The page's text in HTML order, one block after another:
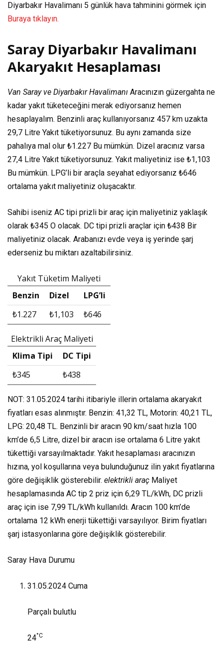
Diyarbakır Havalimanı 5 günlük hava tahminini görmek için
Buraya tıklayın.
Saray Diyarbakır Havalimanı
Akaryakıt Hesaplaması
Van Saray ve Diyarbakır Havalimanı Aracınızın güzergahta ne
kadar yakıt tüketeceğini merak ediyorsanız hemen
hesaplayalım. Benzinli araç kullanıyorsanız 457 km uzakta
29,7 Litre Yakıt tüketiyorsunuz. Bu aynı zamanda size
pahalıya mal olur ₺1.227 Bu mümkün. Dizel aracınız varsa
27,4 Litre Yakıt tüketiyorsunuz. Yakıt maliyetiniz ise ₺1,103
Bu mümkün. LPG’li bir araçla seyahat ediyorsanız ₺646
ortalama yakıt maliyetiniz oluşacaktır.
Sahibi iseniz AC tipi prizli bir araç için maliyetiniz yaklaşık
olarak ₺345 O olacak. DC tipi prizli araçlar için ₺438 Bir
maliyetiniz olacak. Arabanızı evde veya iş yerinde şarj
ederseniz bu miktarı azaltabilirsiniz.
Yakıt Tüketim Maliyeti
Benzin
Dizel
LPG’li
₺1.227
₺1,103 ₺646
Elektrikli Araç Maliyeti
Klima Tipi
DC Tipi
₺345
₺438
NOT: 31.05.2024 tarihi itibariyle illerin ortalama akaryakıt
fiyatları esas alınmıştır. Benzin: 41,32 TL, Motorin: 40,21 TL,
LPG: 20,48 TL. Benzinli bir aracın 90 km/saat hızla 100
km’de 6,5 Litre, dizel bir aracın ise ortalama 6 Litre yakıt
tükettiği varsayılmaktadır. Yakıt hesaplaması aracınızın
hızına, yol koşullarına veya bulunduğunuz ilin yakıt fiyatlarına
göre değişiklik gösterebilir. elektrikli araç Maliyet
hesaplamasında AC tip 2 priz için 6,29 TL/kWh, DC prizli
araç için ise 7,99 TL/kWh kullanıldı. Aracın 100 km’de
ortalama 12 kWh enerji tükettiği varsayılıyor. Birim fiyatları
şarj istasyonlarına göre değişiklik gösterebilir.
Saray Hava Durumu
31.05.2024 Cuma
Parçalı bulutlu
24°C